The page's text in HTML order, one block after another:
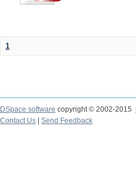
1
DSpace software copyright © 2002-2015
Contact Us
Send Feedback